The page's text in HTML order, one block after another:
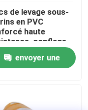
de levage sous-
en PVC
haute
gonflage
envoyer une